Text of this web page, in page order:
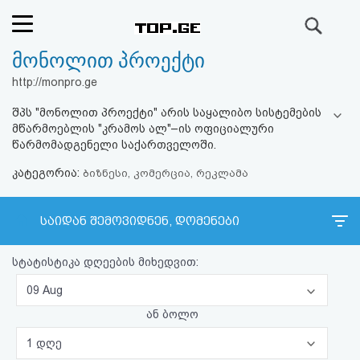
რეიტინგი
ფოსტა
კითხვა-
პასუხი
ავტორიზაცია
რეგისტრაცია
პაროლის
მონოლით პროექტი
http://monpro.ge
შპს "მონოლით პროექტი" არის საყალიბო სისტემების
მწარმოებლის "კრამოს ალ"–ის ოფიციალური
წარმომადგენელი საქართველოში.
კატეგორია: ბიზნესი, კომერცია, რეკლამა
საიდან შემოვიდნენ, დომენები
სტატისტიკა დღეების მიხედვით:
09 Aug
ან ბოლო
1 დღე